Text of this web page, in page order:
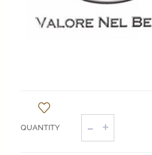
paesaggio
"La